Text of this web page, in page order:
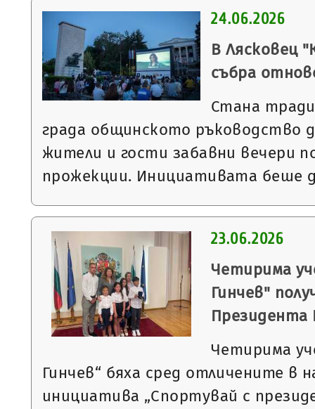
24.06.2026
В Лясковец
събра
Стана
града общинското ръководство
жители и гости забавни вечери
прожекции. Инициативата беше
23.06.2026
Четирима
Гинчев"
Президента
Четирима
Гинчев“ бяха сред отличените в
инициатива „Спортувай с